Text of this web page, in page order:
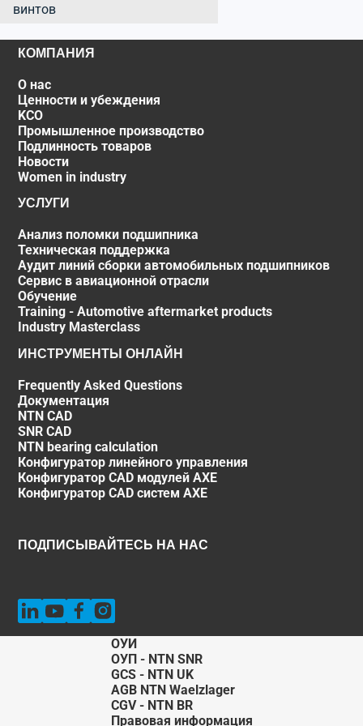
винтов
КОМПАНИЯ
О нас
Ценности и убеждения
KCO
Промышленное производство
Подлинность товаров
Новости
Women in industry
УСЛУГИ
Анализ поломки подшипника
Техническая поддержка
Аудит линий сборки автомобильных подшипников
Сервис в авиационной отрасли
Обучение
Training - Automotive aftermarket products
Industry Masterclass
ИНСТРУМЕНТЫ ОНЛАЙН
Frequently Asked Questions
Документация
NTN CAD
SNR CAD
NTN bearing calculation
Конфигуратор линейного управления
Конфигуратор CAD модулей AXE
Конфигуратор CAD систем AXE
ПОДПИСЫВАЙТЕСЬ НА НАС
ОУИ
ОУП - NTN SNR
GCS - NTN UK
AGB NTN Waelzlager
CGV - NTN BR
Правовая информация